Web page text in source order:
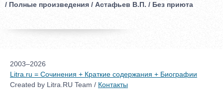
/ Полные произведения / Астафьев В.П. / Без приюта
2003–2026
Litra.ru = Сочинения + Краткие содержания + Биографии
Created by Litra.RU Team / Контакты